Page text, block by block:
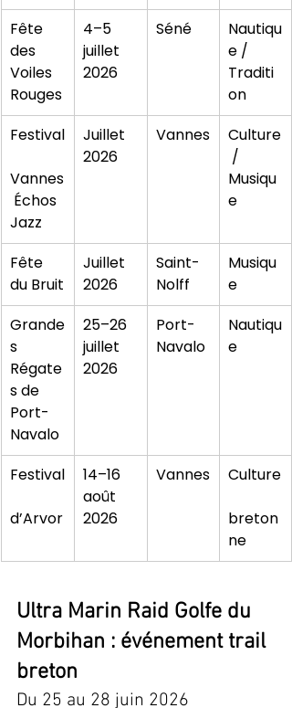
Fête
des
Voiles
Rouges
4–5
juillet
2026
Séné
Nautiqu
e /
Traditi
on
Festival
Vannes
Échos
Jazz
Juillet
2026
Vannes
Culture
/
Musiqu
e
Fête
du Bruit
Juillet
2026
Saint-
Nolff
Musiqu
e
Grande
s
Régate
s de
Port-
Navalo
25–26
juillet
2026
Port-
Navalo
Nautiqu
e
Festival
d’Arvor
14–16
août
2026
Vannes Culture
breton
ne
Ultra Marin Raid Golfe du
Morbihan : événement trail
breton
Du 25 au 28 juin 2026